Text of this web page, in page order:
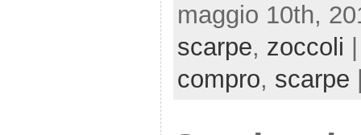
maggio 10th,
scarpe, zoccoli
compro, scarpe